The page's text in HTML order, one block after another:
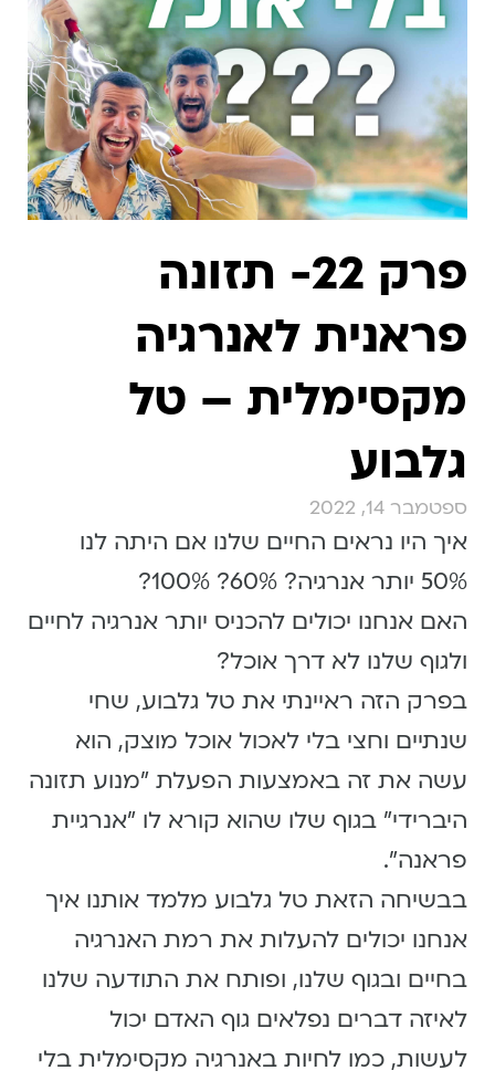
פרק 22- תזונה
פראנית לאנרגיה
מקסימלית – טל
גלבוע
ספטמבר 14, 2022
איך היו נראים החיים שלנו אם היתה לנו
50% יותר אנרגיה? 60%? 100%?
האם אנחנו יכולים להכניס יותר אנרגיה לחיים
ולגוף שלנו לא דרך אוכל?
בפרק הזה ראיינתי את טל גלבוע, שחי
שנתיים וחצי בלי לאכול אוכל מוצק, הוא
עשה את זה באמצעות הפעלת ״מנוע תזונה
היברידי״ בגוף שלו שהוא קורא לו ״אנרגיית
פראנה״.
בבשיחה הזאת טל גלבוע מלמד אותנו איך
אנחנו יכולים להעלות את רמת האנרגיה
בחיים ובגוף שלנו, ופותח את התודעה שלנו
לאיזה דברים נפלאים גוף האדם יכול
לעשות, כמו לחיות באנרגיה מקסימלית בלי